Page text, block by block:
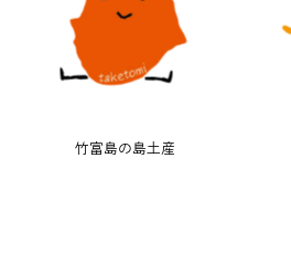
竹富島の島土産